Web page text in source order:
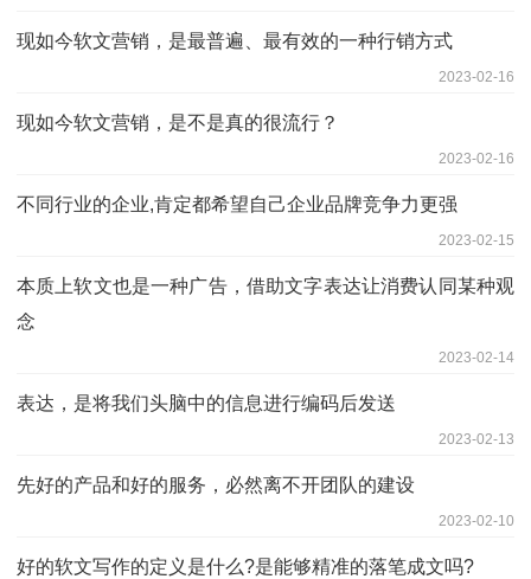
现如今软文营销，是最普遍、最有效的一种行销方式
2023-02-16
现如今软文营销，是不是真的很流行？
2023-02-16
不同行业的企业,肯定都希望自己企业品牌竞争力更强
2023-02-15
本质上软文也是一种广告，借助文字表达让消费认同某种观
念
2023-02-14
表达，是将我们头脑中的信息进行编码后发送
2023-02-13
先好的产品和好的服务，必然离不开团队的建设
2023-02-10
好的软文写作的定义是什么?是能够精准的落笔成文吗?